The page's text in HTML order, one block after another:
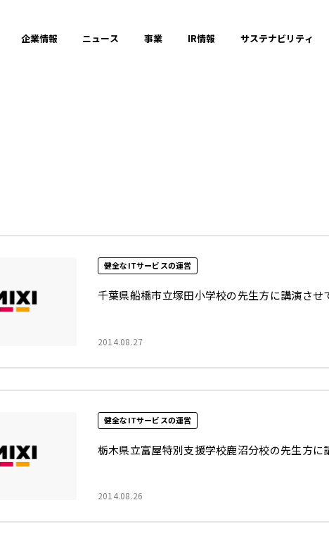
企業情報 ニュース 事業 IR情報 サステナビリティ
健全なITサービスの運営
2014.08.27
千葉県船橋市立塚田小学校の先生方に講演させ
健全なITサービスの運営
2014.08.26
栃木県立富屋特別支援学校鹿沼分校の先生方に
2025年
2023年
閉じる